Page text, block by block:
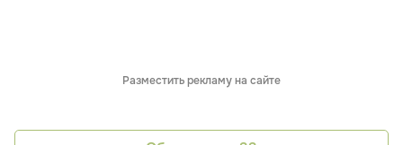
Разместить рекламу на сайте